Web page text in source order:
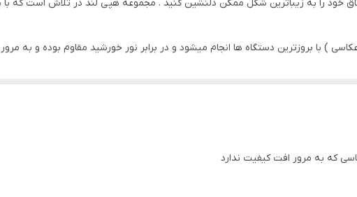
سه تکه
خود را به زیباترین شکل ممکن دلنشین کنید . مجموعه هپی لند در تلاش است که با
) با بروزترین دستگاه ها انجام میشود و در برابر نور خورشید مقاوم بوده و
که به مرور افت کیفیت ندارد